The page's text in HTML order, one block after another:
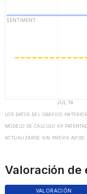
LOS DATOS DEL GRÁFICO
MODELO DE CÁLCULO XP
ACTUALIZARSE SIN PREVIO AVISO.
Valoración de
VALORACIÓN